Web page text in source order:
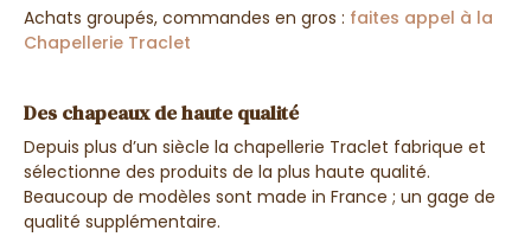
Achats groupés, commandes en gros : faites appel à la
Chapellerie Traclet
Des chapeaux de haute qualité
Depuis plus d’un siècle la chapellerie Traclet fabrique et
sélectionne des produits de la plus haute qualité.
Beaucoup de modèles sont made in France ; un gage de
qualité supplémentaire.